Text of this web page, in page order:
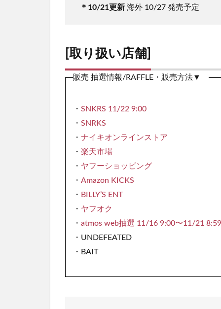
＊10/21更新 海外 10/27 発売予定
[取り扱い店舗]
販売 抽選情報/RAFFLE・販売方法▼
・ SNKRS 11/22 9:00
・ SNRKS
・ ナイキオンラインストア
・ 楽天市場
・ ヤフーショッピング
・ Amazon KICKS
・ BILLY’S ENT
・ ヤフオク
・ atmos web抽選 11/16 9:00〜11/21 8:59
・UNDEFEATED
・BAIT